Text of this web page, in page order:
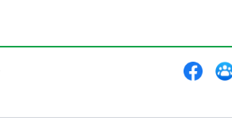
কালামকে খালাস দেওয়া হয়েছে। বৃহস্পিতবার
বেলা সাড়ে ১১টার দিকে সিলেট মহানগর শিশু